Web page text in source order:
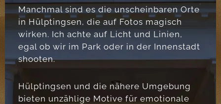
Manchmal sind es die unscheinbaren Orte
in Hülptingsen, die auf Fotos magisch
wirken. Ich achte auf Licht und Linien,
egal ob wir im Park oder in der Innenstadt
shooten.
Hülptingsen und die nähere Umgebung
bieten unzählige Motive für emotionale